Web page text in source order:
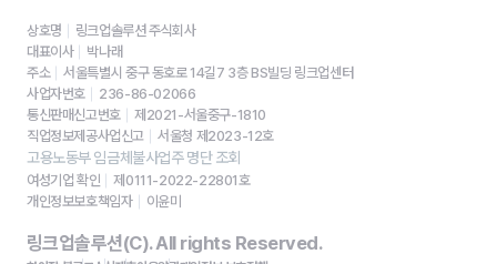
상호명
링크업솔루션 주식회사
대표이사
박나래
주소
서울특별시 중구 동호로 14길7 3층 BS빌딩 링크업센터
사업자번호
236-86-02066
통신판매신고번호
제2021-서울중구-1810
직업정보제공사업신고
서울청 제2023-12호
고용노동부 임금체불사업주 명단 조회
여성기업 확인
제0111-2022-22801호
개인정보보호책임자
이윤미
링크업솔루션(C). All rights Reserved.